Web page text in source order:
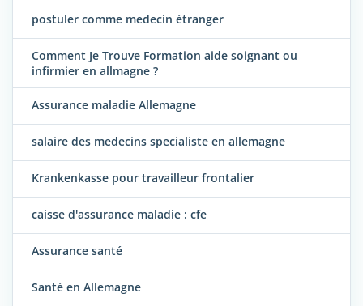
postuler comme medecin étranger
Comment Je Trouve Formation aide soignant ou
infirmier en allmagne ?
Assurance maladie Allemagne
salaire des medecins specialiste en allemagne
Krankenkasse pour travailleur frontalier
caisse d'assurance maladie : cfe
Assurance santé
Santé en Allemagne